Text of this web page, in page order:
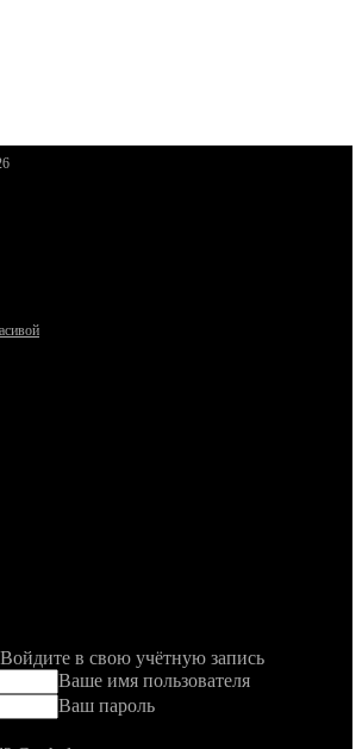
в свою учётную запись
Ваше имя пользователя
Ваш пароль